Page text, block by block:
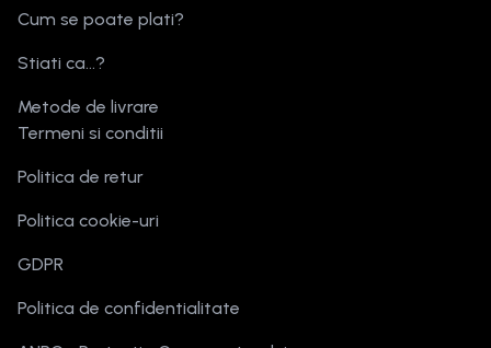
Cum se poate plati?
Stiati ca...?
Metode de livrare
Termeni si conditii
Politica de retur
Politica cookie-uri
GDPR
Politica de confidentialitate